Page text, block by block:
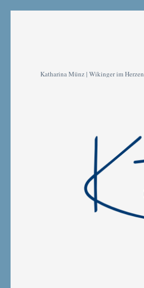
Katharina Münz | Wikinger im Herzen